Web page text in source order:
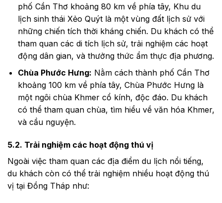
phố Cần Thơ khoảng 80 km về phía tây, Khu du
lịch sinh thái Xẻo Quýt là một vùng đất lịch sử với
những chiến tích thời kháng chiến. Du khách có thể
tham quan các di tích lịch sử, trải nghiệm các hoạt
động dân gian, và thưởng thức ẩm thực địa phương.
Chùa Phước Hưng: Nằm cách thành phố Cần Thơ
khoảng 100 km về phía tây, Chùa Phước Hưng là
một ngôi chùa Khmer cổ kính, độc đáo. Du khách
có thể tham quan chùa, tìm hiểu về văn hóa Khmer,
và cầu nguyện.
5.2. Trải nghiệm các hoạt động thú vị
Ngoài việc tham quan các địa điểm du lịch nổi tiếng,
du khách còn có thể trải nghiệm nhiều hoạt động thú
vị tại Đồng Tháp như: